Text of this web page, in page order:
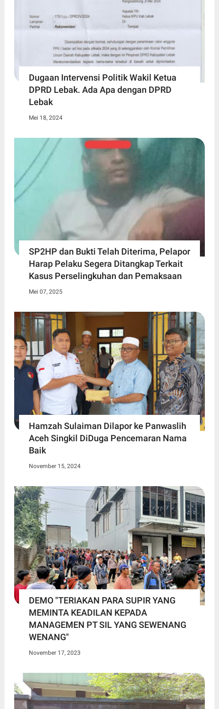
Dugaan Intervensi Politik Wakil Ketua
DPRD Lebak. Ada Apa dengan DPRD
Lebak
Mei 18, 2024
SP2HP dan Bukti Telah Diterima, Pelapor
Harap Pelaku Segera Ditangkap Terkait
Kasus Perselingkuhan dan Pemaksaan
Mei 07, 2025
Hamzah Sulaiman Dilapor ke Panwaslih
Aceh Singkil DiDuga Pencemaran Nama
Baik
November 15, 2024
DEMO "TERIAKAN PARA SUPIR YANG
MEMINTA KEADILAN KEPADA
MANAGEMEN PT SIL YANG SEWENANG
WENANG"
November 17, 2023